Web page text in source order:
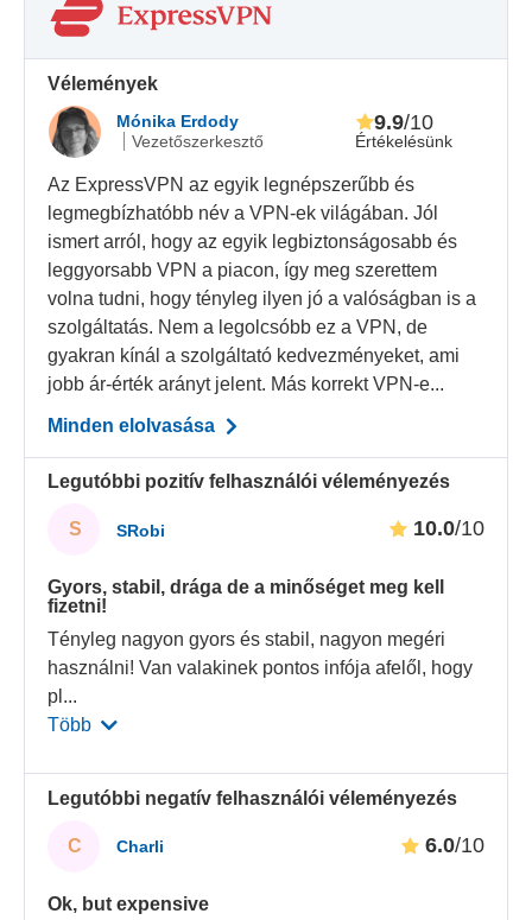
Vélemények
Mónika Erdody
Vezetőszerkesztő
Értékelésünk
9.9/10
Az ExpressVPN az egyik legnépszerűbb és
legmegbízhatóbb név a VPN-ek világában. Jól
ismert arról, hogy az egyik legbiztonságosabb és
leggyorsabb VPN a piacon, így meg szerettem
volna tudni, hogy tényleg ilyen jó a valóságban is a
szolgáltatás. Nem a legolcsóbb ez a VPN, de
gyakran kínál a szolgáltató kedvezményeket, ami
jobb ár-érték arányt jelent. Más korrekt VPN-e...
Minden elolvasása
Legutóbbi pozitív felhasználói véleményezés
S SRobi 10.0/10
Gyors, stabil, drága de a minőséget meg kell
fizetni!
Tényleg nagyon gyors és stabil, nagyon megéri
használni! Van valakinek pontos infója afelől, hogy
pl ...
Több
Legutóbbi negatív felhasználói véleményezés
C Charli 6.0/10
Ok, but expensive